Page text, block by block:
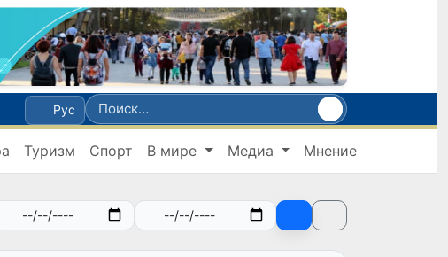
Рус
Туризм Спорт В мире Медиа Мнение